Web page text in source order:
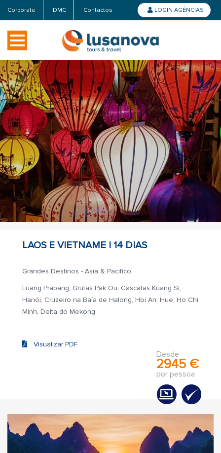
Corporate DMC Contactos LOGIN AGÊNCIAS
LAOS E VIETNAME | 14 DIAS
Grandes Destinos - Asia & Pacifico
Luang Prabang, Grutas Pak Ou, Cascatas Kuang Si,
Hanói, Cruzeiro na Baía de Halong, Hoi An, Hue, Ho Chi
Minh, Delta do Mekong
Visualizar PDF
Desde
2945 €
por pessoa